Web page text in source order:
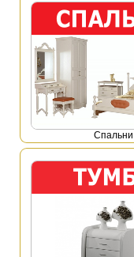
Спальни